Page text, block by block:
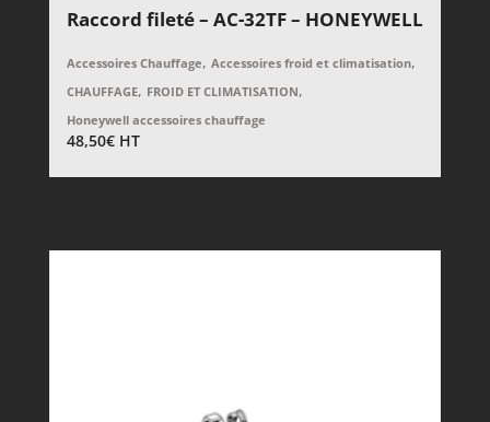
Raccord fileté – AC-32TF – HONEYWELL
Accessoires Chauffage, Accessoires froid et climatisation,
CHAUFFAGE, FROID ET CLIMATISATION,
Honeywell accessoires chauffage
48,50€ HT